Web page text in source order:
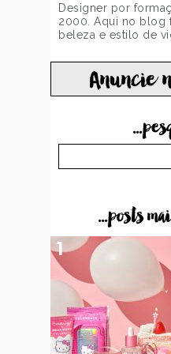
Designer por
2000. Aqui no blog
beleza e estilo de
Anuncie
...posts
1